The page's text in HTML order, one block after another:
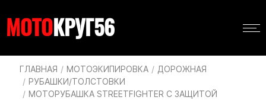
Основная
навигация
основному
МОТОКРУГ56
Строка
навигации
ГЛАВНАЯ МОТОЭКИПИРОВКА
ДОРОЖНАЯ
РУБАШКИ/ТОЛСТОВКИ
МОТОРУБАШКА STREETFIGHTER С ЗАЩИТОЙ